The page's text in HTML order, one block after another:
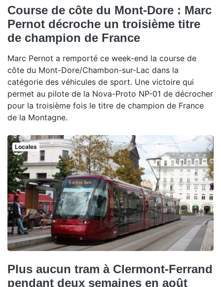
Course de côte du Mont-Dore : Marc
Pernot décroche un troisième titre
de champion de France
Marc Pernot a remporté ce week-end la course de
côte du Mont-Dore/Chambon-sur-Lac dans la
catégorie des véhicules de sport. Une victoire qui
permet au pilote de la Nova-Proto NP-01 de décrocher
pour la troisième fois le titre de champion de France
de la Montagne.
Locales
Plus aucun tram à Clermont-Ferrand
pendant deux semaines en août